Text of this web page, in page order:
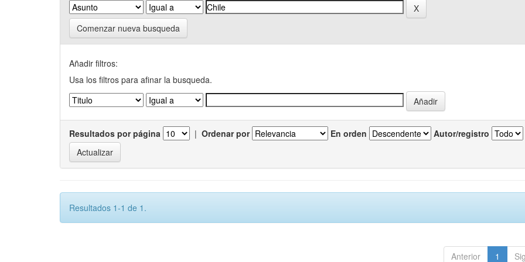
Comenzar nueva busqueda
Añadir filtros:
Usa los filtros para afinar la busqueda.
Resultados por página | Ordenar por En orden Autor/registro
Resultados 1-1 de 1.
Anterior 1